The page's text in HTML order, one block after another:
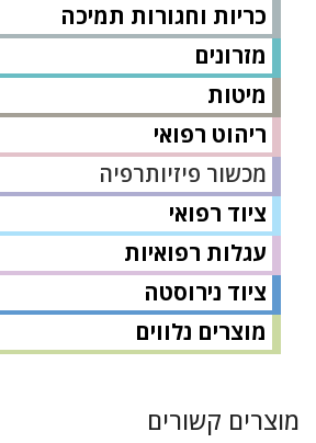
כריות וחגורות תמיכה
מזרונים
מיטות
ריהוט רפואי
מכשור פיזיותרפיה
ציוד רפואי
עגלות רפואיות
ציוד נירוסטה
מוצרים נלווים
מוצרים קשורים